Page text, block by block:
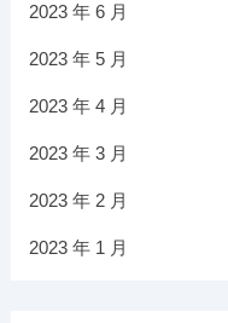
2023 年 6 月
2023 年 5 月
2023 年 4 月
2023 年 3 月
2023 年 2 月
2023 年 1 月